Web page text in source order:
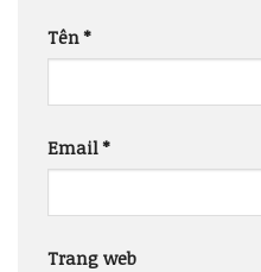
Tên*
Email*
Trang web